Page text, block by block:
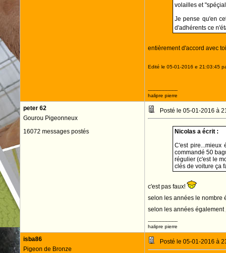
volailles et
Je pense qu'en
d'adhérents ce
entièrement d'accord avec
Edité le 05-01-2016 e 21:03:45
--------------------
halipre pierre
peter 62
Gourou Pigeonneux
16072 messages postés
Posté le 05-01-2016 à
Nicolas a écrit :
C'est
commandé 50
régulier (c'est le
clés de voiture ça
c'est pas faux!
selon les années le nombre
selon les années
--------------------
halipre pierre
isba86
Pigeon de Bronze
Posté le 05-01-2016 à